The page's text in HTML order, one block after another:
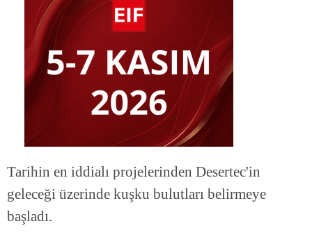
Tarihin en iddialı projelerinden Desertec'in
geleceği üzerinde kuşku bulutları belirmeye
başladı.